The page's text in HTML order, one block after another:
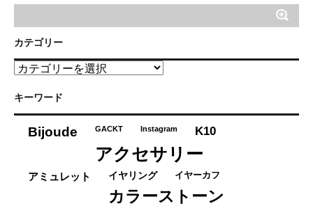
カテゴリー
カ
ゴ
キーワード
Bijoude GACKT Instagram K10
アクセサリー
アミュレット イヤリング イヤーカフ
カラーストーン